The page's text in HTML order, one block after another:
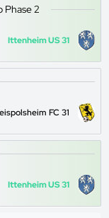
Phase 2
Ittenheim US 31
FC 31
Ittenheim US 31